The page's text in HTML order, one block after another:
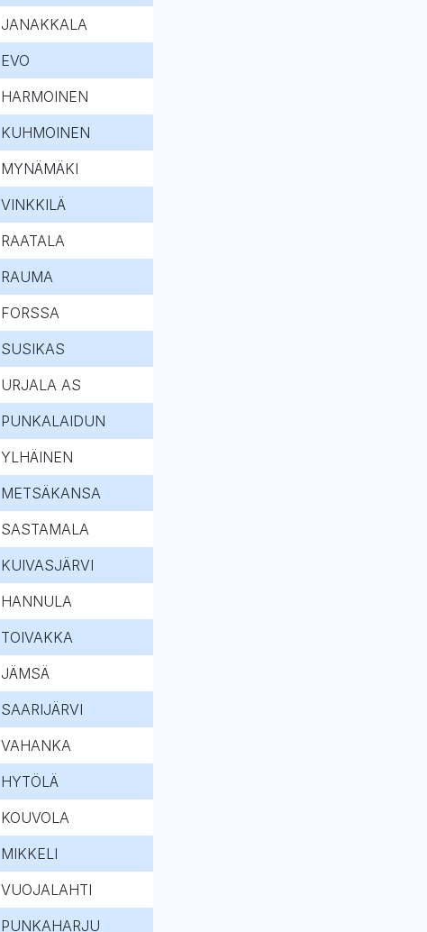
JANAKKALA
EVO
HARMOINEN
KUHMOINEN
MYNÄMÄKI
VINKKILÄ
RAATALA
RAUMA
FORSSA
SUSIKAS
URJALA AS
PUNKALAIDUN
YLHÄINEN
METSÄKANSA
SASTAMALA
KUIVASJÄRVI
HANNULA
TOIVAKKA
JÄMSÄ
SAARIJÄRVI
VAHANKA
HYTÖLÄ
KOUVOLA
MIKKELI
VUOJALAHTI
PUNKAHARJU